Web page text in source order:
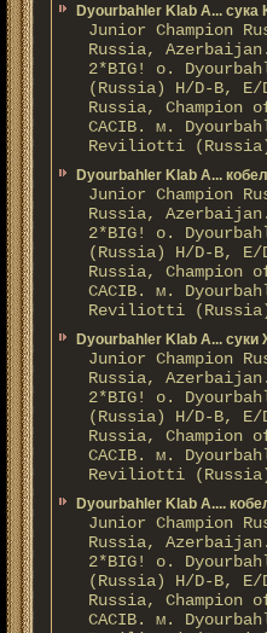
Dyourbahler Klab A... сука
Junior Champion
Russia,
2*BIG! о.
(Russia) H/D-B, E/
Russia, Champion
CACIB. м.
Reviliotti
Dyourbahler Klab A...
Junior Champion
Russia,
2*BIG! о.
(Russia) H/D-B, E/
Russia, Champion
CACIB. м.
Reviliotti
Dyourbahler Klab A... суки
Junior Champion
Russia,
2*BIG! о.
(Russia) H/D-B, E/
Russia, Champion
CACIB. м.
Reviliotti
Dyourbahler Klab A....
Junior Champion
Russia,
2*BIG! о.
(Russia) H/D-B, E/
Russia, Champion
CACIB. м.